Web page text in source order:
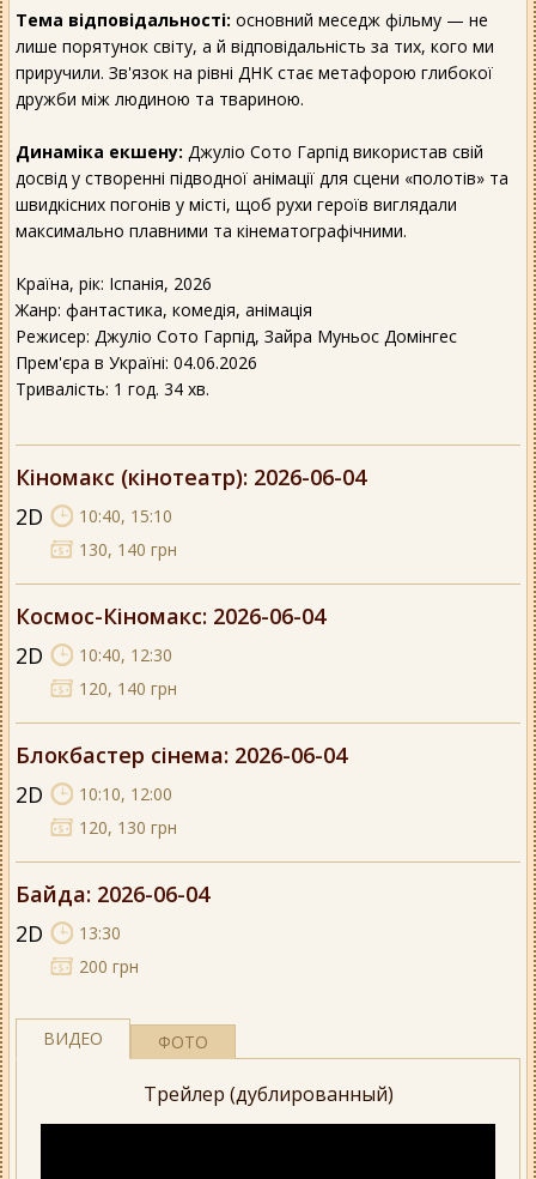
Тема відповідальності: основний меседж фільму — не
лише порятунок світу, а й відповідальність за тих, кого ми
приручили. Зв'язок на рівні ДНК стає метафорою глибокої
дружби між людиною та твариною.
Динаміка екшену: Джуліо Сото Гарпід використав свій
досвід у створенні підводної анімації для сцени «полотів» та
швидкісних погонів у місті, щоб рухи героїв виглядали
максимально плавними та кінематографічними.
Країна, рік: Іспанія, 2026
Жанр: фантастика, комедія, анімація
Режисер: Джуліо Сото Гарпід, Зайра Муньос Домінгес
Прем'єра в Україні: 04.06.2026
Тривалість: 1 год. 34 хв.
Кіномакс (кінотеатр): 2026-06-04
2D
10:40, 15:10
130, 140 грн
Космос-Кіномакс: 2026-06-04
2D
10:40, 12:30
120, 140 грн
Блокбастер сінема: 2026-06-04
2D
10:10, 12:00
120, 130 грн
Байда: 2026-06-04
2D
13:30
200 грн
ВИДЕО ФОТО
Трейлер (дублированный)